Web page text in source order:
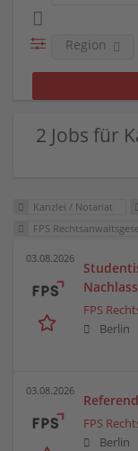
Region
2 Jobs für
Kanzlei / Notariat
FPS
03.08.2026
FPS
Berlin
03.08.2026
FPS
Berlin